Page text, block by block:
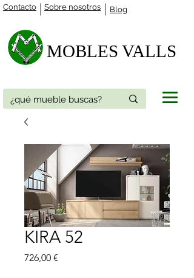
Contacto Blog
Sobre nosotros
MOBLES VALLS​
KIRA 52
726,00 €